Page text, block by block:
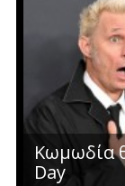
Κωμωδία
Day